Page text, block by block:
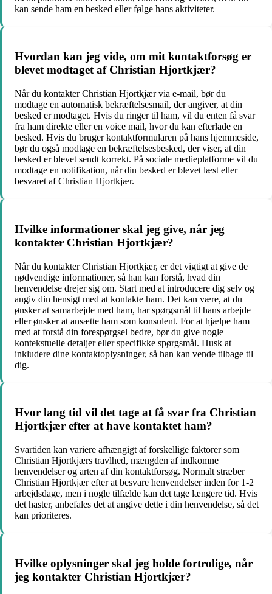
kan sende ham en besked eller følge hans aktiviteter.
Hvordan kan jeg vide, om mit kontaktforsøg er
blevet modtaget af Christian Hjortkjær?
Når du kontakter Christian Hjortkjær via e-mail, bør du
modtage en automatisk bekræftelsesmail, der angiver, at din
besked er modtaget. Hvis du ringer til ham, vil du enten få svar
fra ham direkte eller en voice mail, hvor du kan efterlade en
besked. Hvis du bruger kontaktformularen på hans hjemmeside,
bør du også modtage en bekræftelsesbesked, der viser, at din
besked er blevet sendt korrekt. På sociale medieplatforme vil du
modtage en notifikation, når din besked er blevet læst eller
besvaret af Christian Hjortkjær.
Hvilke informationer skal jeg give, når jeg
kontakter Christian Hjortkjær?
Når du kontakter Christian Hjortkjær, er det vigtigt at give de
nødvendige informationer, så han kan forstå, hvad din
henvendelse drejer sig om. Start med at introducere dig selv og
angiv din hensigt med at kontakte ham. Det kan være, at du
ønsker at samarbejde med ham, har spørgsmål til hans arbejde
eller ønsker at ansætte ham som konsulent. For at hjælpe ham
med at forstå din forespørgsel bedre, bør du give nogle
kontekstuelle detaljer eller specifikke spørgsmål. Husk at
inkludere dine kontaktoplysninger, så han kan vende tilbage til
dig.
Hvor lang tid vil det tage at få svar fra Christian
Hjortkjær efter at have kontaktet ham?
Svartiden kan variere afhængigt af forskellige faktorer som
Christian Hjortkjærs travlhed, mængden af indkomne
henvendelser og arten af din kontaktforsøg. Normalt stræber
Christian Hjortkjær efter at besvare henvendelser inden for 1-2
arbejdsdage, men i nogle tilfælde kan det tage længere tid. Hvis
det haster, anbefales det at angive dette i din henvendelse, så det
kan prioriteres.
Hvilke oplysninger skal jeg holde fortrolige, når
jeg kontakter Christian Hjortkjær?